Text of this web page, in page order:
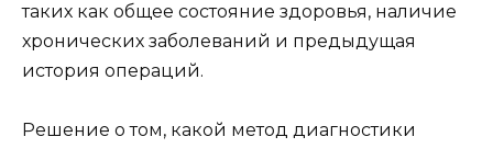
таких как общее состояние здоровья, наличие
хронических заболеваний и предыдущая
история операций.
Решение о том, какой метод диагностики